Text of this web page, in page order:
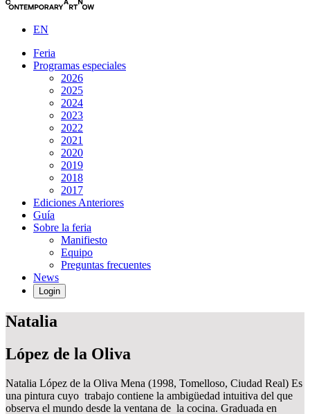
EN
Feria
Programas especiales
2026
2025
2024
2023
2022
2021
2020
2019
2018
2017
Ediciones Anteriores
Guía
Sobre la feria
Manifiesto
Equipo
Preguntas frecuentes
News
Login
Natalia
López de la Oliva
Natalia López de la Oliva Mena (1998, Tomelloso, Ciudad Real) Es
una pintura cuyo trabajo contiene la ambigüedad intuitiva del que
observa el mundo desde la ventana de la cocina. Graduada en